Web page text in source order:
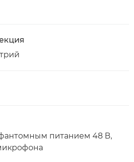
питанием 48 В,